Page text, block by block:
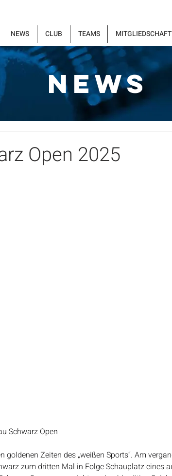
NEWS CLUB TEAMS MITGLIEDSCHAFT
NEWS
Open 2025
Schwarz Open
goldenen Zeiten des „weißen Sports“. Am
zum dritten Mal in Folge Schauplatz eines